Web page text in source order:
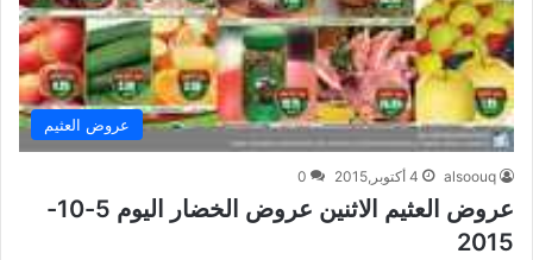
عروض العثيم
alsoouq 4 أكتوبر,2015 0
عروض العثيم الاثنين عروض الخضار اليوم 5-10-
2015